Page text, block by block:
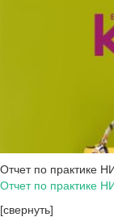
Отчет по практике
Отчет по практике
[свернуть]